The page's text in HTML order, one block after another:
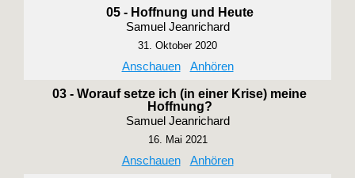
05 - Hoffnung und Heute
Samuel Jeanrichard
31. Oktober 2020
Anschauen Anhören
03 - Worauf setze ich (in einer Krise) meine
Hoffnung?
Samuel Jeanrichard
16. Mai 2021
Anschauen Anhören